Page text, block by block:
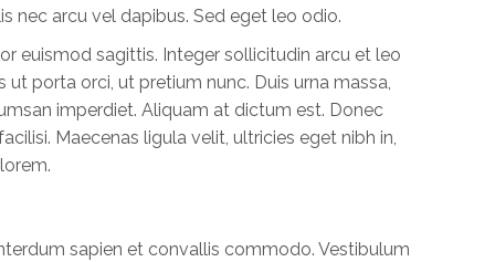
nec arcu vel dapibus. Sed eget leo odio.
euismod sagittis. Integer sollicitudin arcu et leo
porta orci, ut pretium nunc. Duis urna massa,
imperdiet. Aliquam at dictum est. Donec
Maecenas ligula velit, ultricies eget nibh in,
sapien et convallis commodo. Vestibulum